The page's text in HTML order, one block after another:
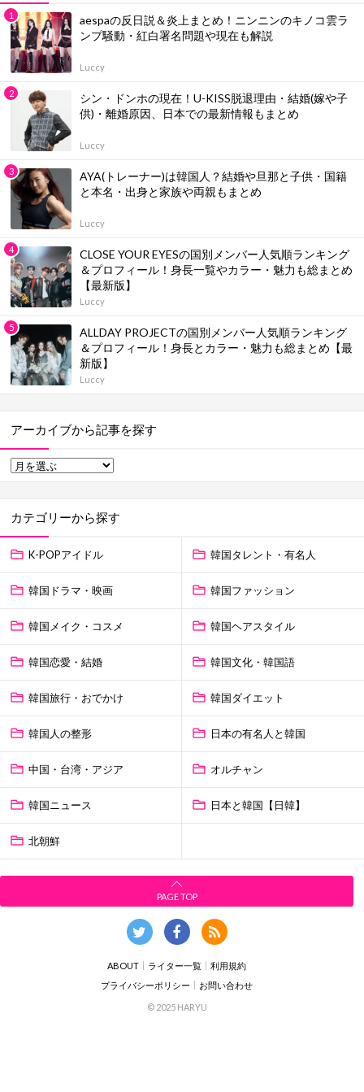
aespaの反日説＆炎上まとめ！ニンニンのキノコ雲ラ
ンプ騒動・紅白署名問題や現在も解説
Luccy
シン・ドンホの現在！U-KISS脱退理由・結婚(嫁や子
供)・離婚原因、日本での最新情報もまとめ
Luccy
AYA(トレーナー)は韓国人？結婚や旦那と子供・国籍
と本名・出身と家族や両親もまとめ
Luccy
CLOSE YOUR EYESの国別メンバー人気順ランキング
＆プロフィール！身長一覧やカラー・魅力も総まとめ
【最新版】
Luccy
ALLDAY PROJECTの国別メンバー人気順ランキング
＆プロフィール！身長とカラー・魅力も総まとめ【最
新版】
Luccy
アーカイブから記事を探す
カテゴリーから探す
K-POPアイドル 韓国タレント・有名人
韓国ドラマ・映画 韓国ファッション
韓国メイク・コスメ 韓国ヘアスタイル
韓国恋愛・結婚 韓国文化・韓国語
韓国旅行・おでかけ 韓国ダイエット
韓国人の整形 日本の有名人と韓国
中国・台湾・アジア オルチャン
韓国ニュース 日本と韓国【日韓】
北朝鮮
PAGE TOP
ABOUT ライター一覧
利用規約
プライバシーポリシー
お問い合わせ
© 2025 HARYU